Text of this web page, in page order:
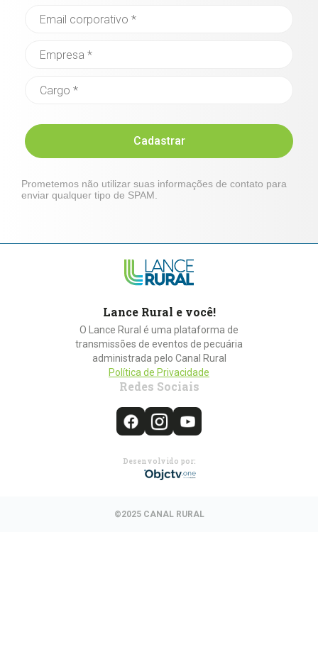
Cadastrar
Prometemos não utilizar suas informações de contato para
enviar qualquer tipo de SPAM.
Lance Rural e você!
O Lance Rural é uma plataforma de
transmissões de eventos de pecuária
administrada pelo Canal Rural
Política de Privacidade
Redes Sociais
Desenvolvido por:
©2025 CANAL RURAL